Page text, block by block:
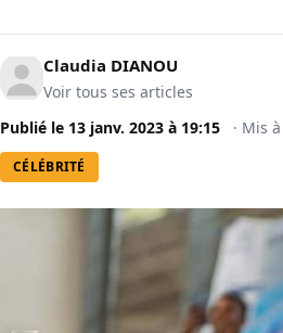
Claudia DIANOU
Voir tous ses articles
Publié le 13 janv. 2023 à 19:15 · Mis
CÉLÉBRITÉ